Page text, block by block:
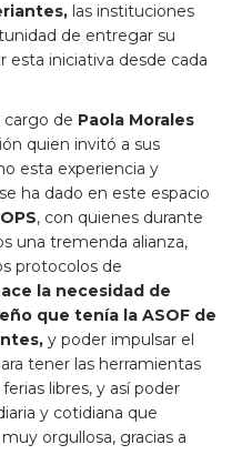
las instituciones
de entregar su
esta iniciativa desde cada
cargo de Paola Morales
quien invitó a sus
esta experiencia y
ha dado en este espacio
, con quienes durante
una tremenda alianza,
protocolos de
la necesidad de
que tenía la ASOF de
y poder impulsar el
tener las herramientas
libres, y así poder
y cotidiana que
orgullosa, gracias a